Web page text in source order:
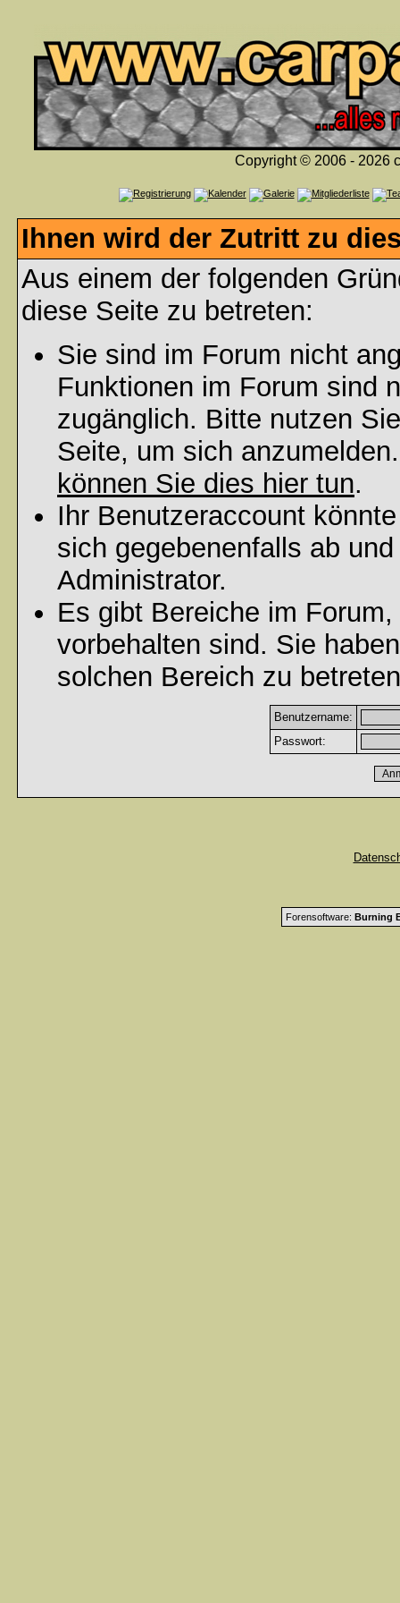
Copyright © 2006 - 2026
Ihnen wird der Zutritt zu
Aus einem der folgenden
diese Seite zu betreten:
Sie sind im Forum nicht
Funktionen im Forum sind
zugänglich. Bitte nutzen
Seite, um sich
können Sie dies hier tun.
Ihr Benutzeraccount
sich gegebenenfalls ab
Administrator.
Es gibt Bereiche im
vorbehalten sind. Sie
solchen Bereich zu
Benutzername:
Passwort:
Forensoftware: Burning